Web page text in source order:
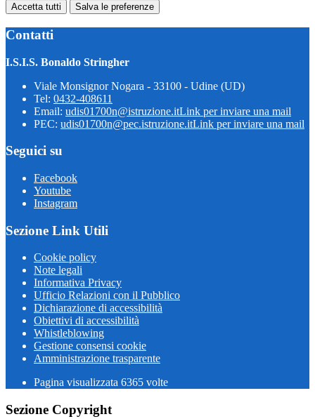
Accetta tutti Salva le preferenze
Contatti
I.S.I.S. Bonaldo Stringher
Viale Monsignor Nogara - 33100 - Udine (UD)
Tel: 0432-408611
Email: udis01700n@istruzione.itLink per inviare una mail
PEC: udis01700n@pec.istruzione.itLink per inviare una mail
Seguici su
Facebook
Youtube
Instagram
Sezione Link Utili
Cookie policy
Note legali
Informativa Privacy
Ufficio Relazioni con il Pubblico
Dichiarazione di accessibilità
Obiettivi di accessibilità
Whistleblowing
Gestione consensi cookie
Amministrazione trasparente
Pagina visualizzata 6365 volte
Sezione Copyright